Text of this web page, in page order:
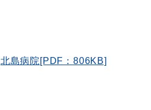
北島病院[PDF：806KB]